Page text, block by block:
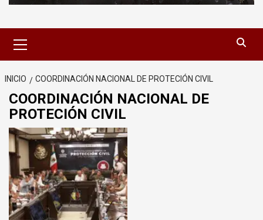
primario
INICIO COORDINACIÓN NACIONAL DE PROTECIÓN CIVIL
COORDINACIÓN NACIONAL DE
PROTECIÓN CIVIL